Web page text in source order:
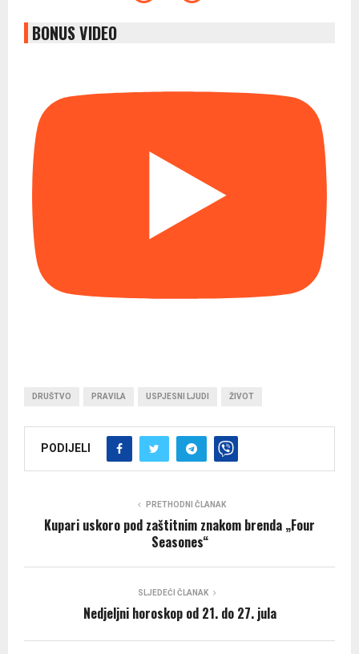
BONUS VIDEO
DRUŠTVO PRAVILA USPJESNI LJUDI ŽIVOT
PODIJELI
PRETHODNI ČLANAK
Kupari uskoro pod zaštitnim znakom brenda „Four
Seasones“
SLJEDEĆI ČLANAK
Nedjeljni horoskop od 21. do 27. jula